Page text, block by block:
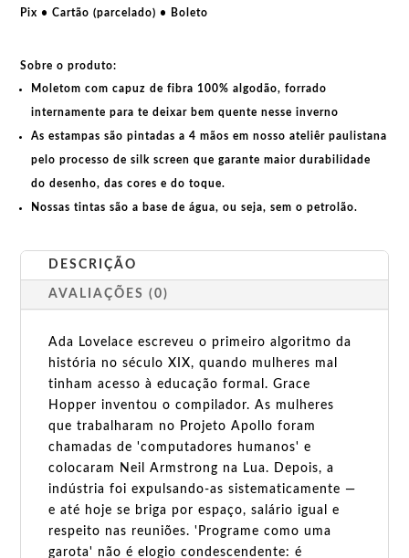
garota
Pix • Cartão (parcelado) • Boleto
Sobre o produto:
Moletom com capuz de fibra 100% algodão, forrado
internamente para te deixar bem quente nesse inverno
As estampas são pintadas a 4 mãos em nosso ateliêr paulistana
pelo processo de silk screen que garante maior durabilidade
do desenho, das cores e do toque.
Nossas tintas são a base de água, ou seja, sem o petrolão.
DESCRIÇÃO
AVALIAÇÕES (0)
Ada Lovelace escreveu o primeiro algoritmo da
história no século XIX, quando mulheres mal
tinham acesso à educação formal. Grace
Hopper inventou o compilador. As mulheres
que trabalharam no Projeto Apollo foram
chamadas de 'computadores humanos' e
colocaram Neil Armstrong na Lua. Depois, a
indústria foi expulsando-as sistematicamente —
e até hoje se briga por espaço, salário igual e
respeito nas reuniões. 'Programe como uma
garota' não é elogio condescendente: é